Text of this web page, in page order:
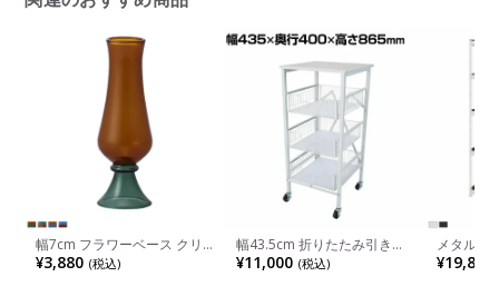
幅7cm フラワーベース クリ
ア ガラス 花瓶 一輪挿し 花器
オブジェ フラワーポット 花
¥3,880 (税込)
幅43.5cm 折りたたみ引き出
しラック 4段 E-WIN ホワイト
天板付き キャスター 固定脚
¥11,000 (税込)
メタル&
フ5段 耐
あたり
¥19,800